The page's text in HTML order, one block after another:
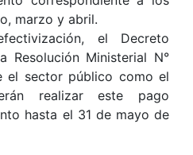
marzo y abril.
el Decreto
Resolución Ministerial N°
el sector público como el
realizar este pago
hasta el 31 de mayo de